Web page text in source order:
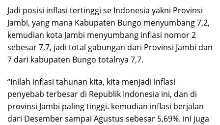
Jadi posisi inflasi tertinggi se Indonesia yakni Provinsi
Jambi, yang mana Kabupaten Bungo menyumbang 7,2,
kemudian kota Jambi menyumbang inflasi nomor 2
sebesar 7,7, jadi total gabungan dari Provinsi Jambi dan
7 dari kabupaten Bungo totalnya 7,7.
“Inilah inflasi tahunan kita, kita menjadi inflasi
penyebab terbesar di Republik Indonesia ini, dan di
provinsi Jambi paling tinggi. kemudian inflasi berjalan
dari Desember sampai Agustus sebesar 5,69%. ini juga